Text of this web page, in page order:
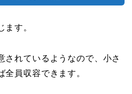
ます。
されているようなので、小さ
全員収容できます。